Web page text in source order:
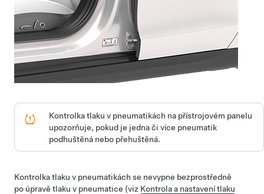
Kontrolka tlaku v pneumatikách na přístrojovém panelu
upozorňuje, pokud je jedna či více pneumatik
podhuštěná nebo přehuštěná.
Kontrolka tlaku v pneumatikách se nevypne bezprostředně
po úpravě tlaku v pneumatice (viz Kontrola a nastavení tlaku